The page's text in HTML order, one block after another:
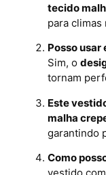
tecido
para climas
Posso
Sim, o
tornam
Este
malha
garantindo
Como